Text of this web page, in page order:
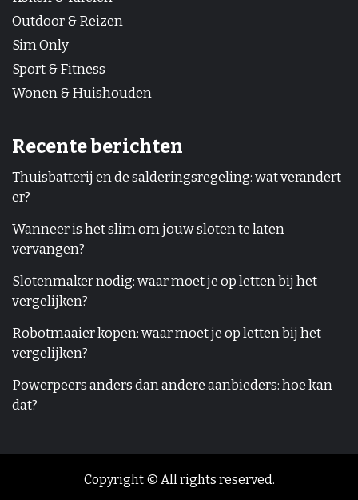
Outdoor & Reizen
Sim Only
Sport & Fitness
Wonen & Huishouden
Recente berichten
Thuisbatterij en de salderingsregeling: wat verandert
er?
Wanneer is het slim om jouw sloten te laten
vervangen?
Slotenmaker nodig: waar moet je op letten bij het
vergelijken?
Robotmaaier kopen: waar moet je op letten bij het
vergelijken?
Powerpeers anders dan andere aanbieders: hoe kan
dat?
Copyright © All rights reserved.